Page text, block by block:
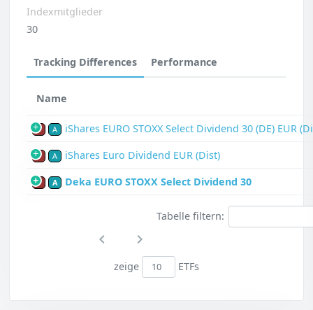
Indexmitglieder
30
Tracking Differences Performance
Name
P A iShares EURO STOXX Select Dividend 30 (DE) EUR
P A iShares Euro Dividend EUR (Dist)
P A Deka EURO STOXX Select Dividend 30
Tabelle filtern:
zeige ETFs